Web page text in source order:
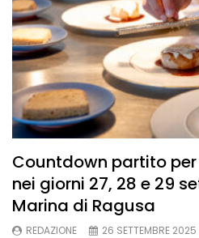
Countdown partito
nei giorni 27, 28 e 29
Marina di Ragusa
REDAZIONE 26 SETTEMBRE 2025